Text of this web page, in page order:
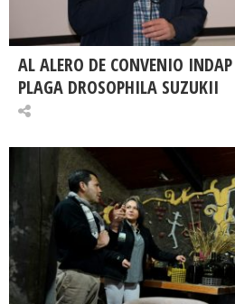
AL ALERO DE CONVENIO
PLAGA DROSOPHILA SUZUKII